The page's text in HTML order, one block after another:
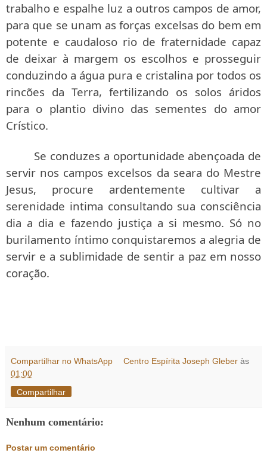
trabalho e espalhe luz a outros campos de amor,
para que se unam as forças excelsas do bem em
potente e caudaloso rio de fraternidade capaz
de deixar à margem os escolhos e prosseguir
conduzindo a água pura e cristalina por todos os
rincões da Terra, fertilizando os solos áridos
para o plantio divino das sementes do amor
Crístico.
Se conduzes a oportunidade abençoada de
servir nos campos excelsos da seara do Mestre
Jesus, procure ardentemente cultivar a
serenidade intima consultando sua consciência
dia a dia e fazendo justiça a si mesmo. Só no
burilamento íntimo conquistaremos a alegria de
servir e a sublimidade de sentir a paz em nosso
coração.
Compartilhar no WhatsApp Centro Espírita Joseph Gleber às
01:00
Compartilhar
Nenhum comentário:
Postar um comentário